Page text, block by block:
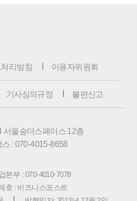
리방침 이용자위원회
기사심의규정 불편신고
서울숲더스페이스 12층
스 : 070-4015-8658
본부 : 070-4010-7078
호 : 비즈니스포스트